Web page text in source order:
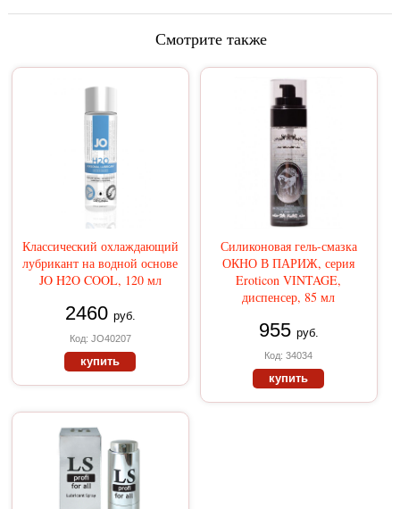
Смотрите также
Классический охлаждающий
лубрикант на водной основе
JO H2O COOL, 120 мл
2460 руб.
Код: JO40207
купить
Силиконовая гель-смазка
ОКНО В ПАРИЖ, серия
Eroticon VINTAGE,
диспенсер, 85 мл
955 руб.
Код: 34034
купить